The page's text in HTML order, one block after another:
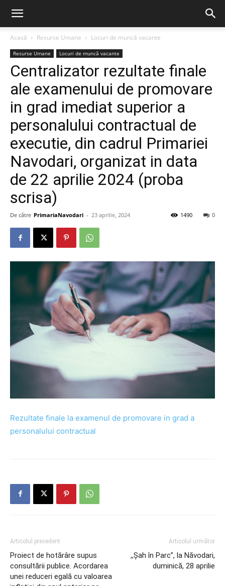
Acasă Resurse Umane Locuri de muncă vacante
Resurse Umane Locuri de muncă vacante
Centralizator rezultate finale
ale examenului de promovare
in grad imediat superior a
personalului contractual de
executie, din cadrul Primariei
Navodari, organizat in data
de 22 aprilie 2024 (proba
scrisa)
De către PrimariaNavodari - 23 aprilie, 2024 0
1490
Rezultate finale la examenul de promovare in grad a
personalului contractual
Articolul precedent
Proiect de hotărâre supus
consultării publice. Acordarea
unei reduceri egală cu valoarea
Articolul următor
,,Șah în Parc”, la Năvodari,
duminică, 28 aprilie